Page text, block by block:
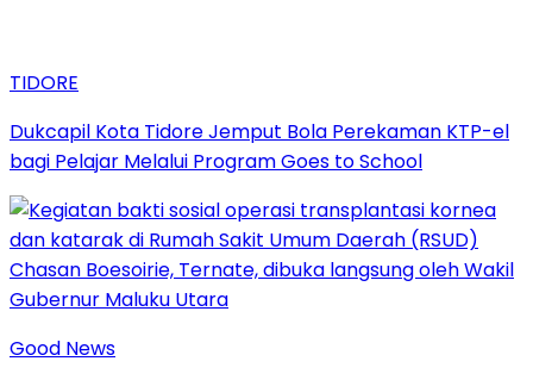
TIDORE
Dukcapil Kota Tidore Jemput Bola Perekaman KTP-el
bagi Pelajar Melalui Program Goes to School
Good News